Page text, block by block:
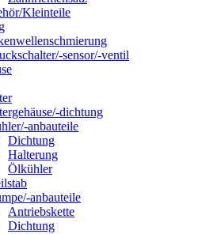
Kleinteile
sensor/-ventil
dichtung
anbauteile
Dichtung
Halterung
Ölkühler
anbauteile
Antriebskette
Dichtung